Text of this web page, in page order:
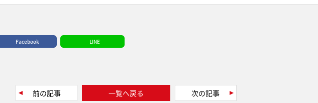
Facebook LINE
前の記事 一覧へ戻る 次の記事